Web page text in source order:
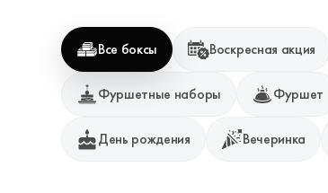
Все боксы Воскресная акция
Фуршетные наборы Фуршет
День рождения Вечеринка